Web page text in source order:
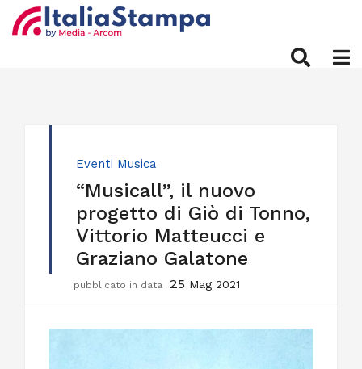
Eventi Musica
“Musicall”, il nuovo
progetto di Giò di Tonno,
Vittorio Matteucci e
Graziano Galatone
pubblicato in data 25 Mag 2021